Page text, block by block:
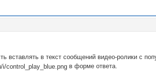
вставлять в текст сообщений видео-ролики с
в форме ответа.